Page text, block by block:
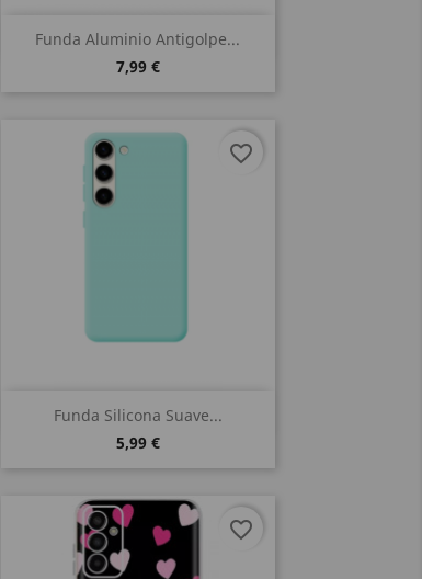
Funda Aluminio Antigolpe...
7,99 €
Vista rápida
Funda Silicona Suave...
5,99 €
 Vista rápida
favorite_border
favorite_border